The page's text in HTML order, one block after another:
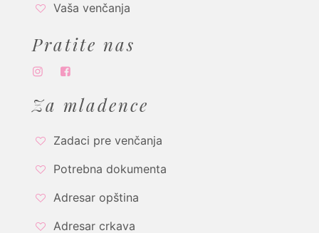
Vaša venčanja
Pratite nas
Za mladence
Zadaci pre venčanja
Potrebna dokumenta
Adresar opština
Adresar crkava